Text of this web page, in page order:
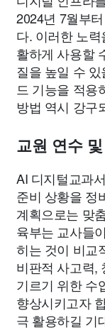
2024년 7월부
다. 이러한 노
활하게 사용할
질을 높일 수
드 기능을 적용
방법 역시 강구
교원 연수
AI 디지털교과
준비 상황을 정
계획으로는 맞
육부는 교사들
히는 것이 비교
비판적 사고력,
기르기 위한 수
향상시키고자
극 활용하길 기